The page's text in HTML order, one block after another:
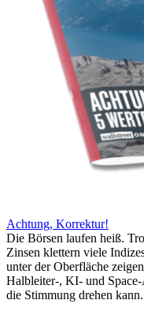
Achtung, Korrektur!
Die Börsen laufen heiß.
Zinsen klettern viele
unter der Oberfläche
Halbleiter-, KI- und
die Stimmung drehen kann.